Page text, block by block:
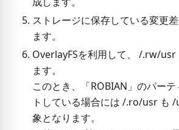
ストレージに保存している変更
ます。
OverlayFSを利用して、 /.rw/
ます。
このとき、「ROBIAN」のパー
トしている場合には /.ro/usr も
象となります。